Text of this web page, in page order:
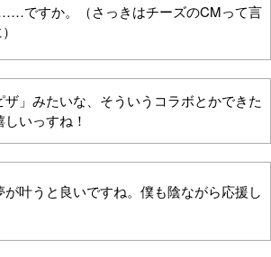
ですか。（さっきはチーズのCMって言
ザ」みたいな、そういうコラボとかできた
いっすね！
が叶うと良いですね。僕も陰ながら応援し